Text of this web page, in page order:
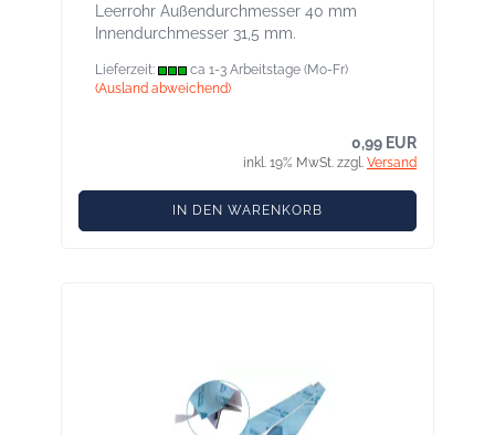
Leerrohr Außendurchmesser 40 mm
Innendurchmesser 31,5 mm.
Lieferzeit:
ca 1-3 Arbeitstage (Mo-Fr)
(Ausland abweichend)
0,99 EUR
inkl. 19% MwSt. zzgl. Versand
IN DEN WARENKORB